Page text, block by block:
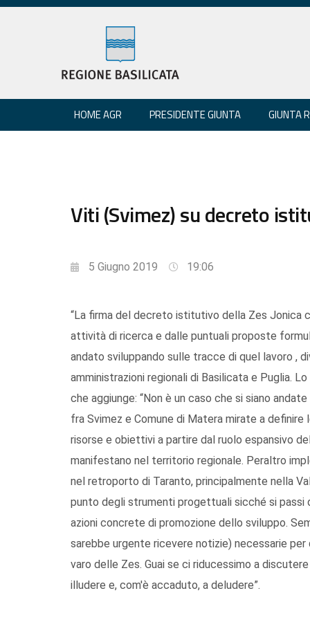
HOME AGR PRESIDENTE GIUNTA GIUNTA
Viti (Svimez) su decreto
5 Giugno 2019 19:06
“La firma del decreto istitutivo della Zes
attività di ricerca e dalle puntuali proposte
andato sviluppando sulle tracce di quel lavoro ,
amministrazioni regionali di Basilicata e Puglia.
che aggiunge: “Non è un caso che si siano
fra Svimez e Comune di Matera mirate a
risorse e obiettivi a partire dal ruolo espansivo
manifestano nel territorio regionale. Peraltro
nel retroporto di Taranto, principalmente nella
punto degli strumenti progettuali sicché si
azioni concrete di promozione dello sviluppo.
sarebbe urgente ricevere notizie) necessarie
varo delle Zes. Guai se ci riducessimo a
illudere e, com'è accaduto, a deludere”.